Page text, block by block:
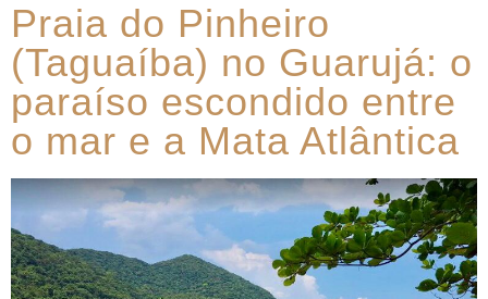
Praia do Pinheiro
(Taguaíba) no Guarujá: o
paraíso escondido entre
o mar e a Mata Atlântica